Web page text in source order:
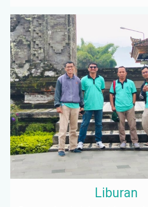
Liburan